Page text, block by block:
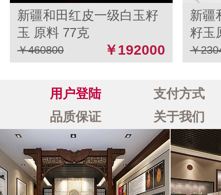
新疆和田红皮一级白玉籽
玉 原料 77克
￥460800 ￥192000
新疆
籽玉
￥
用户登陆
支付方式
品质保证
关于我们